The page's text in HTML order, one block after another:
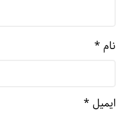
نام *
ایمیل *